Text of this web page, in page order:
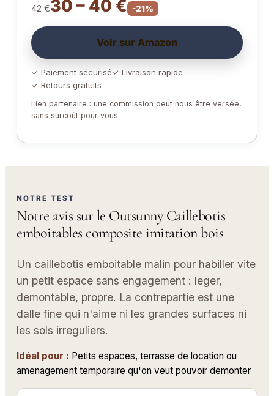
42 €30 – 40 € -21%
Voir sur Amazon
✓ Paiement sécurisé✓ Livraison rapide
✓ Retours gratuits
Lien partenaire : une commission peut nous être versée,
sans surcoût pour vous.
NOTRE TEST
Notre avis sur le Outsunny Caillebotis
emboitables composite imitation bois
Un caillebotis emboitable malin pour habiller vite
un petit espace sans engagement : leger,
demontable, propre. La contrepartie est une
dalle fine qui n'aime ni les grandes surfaces ni
les sols irreguliers.
Idéal pour : Petits espaces, terrasse de location ou
amenagement temporaire qu'on veut pouvoir demonter